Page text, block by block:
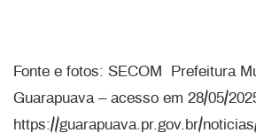
Fonte e fotos: SECOM Prefeitura
Guarapuava – acesso em 28/05/
https://guarapuava.pr.gov.br/